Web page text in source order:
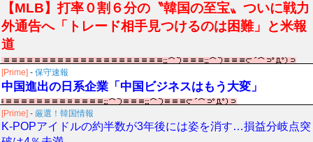
【MLB】打率０割６分の〝韓国の至宝〟ついに戦力
外通告へ「トレード相手見つけるのは困難」と米報
道
[Prime] - 保守速報
中国進出の日系企業「中国ビジネスはもう大変」
[Prime] - 厳選！韓国情報
K-POPアイドルの約半数が3年後には姿を消す…損益分岐点突